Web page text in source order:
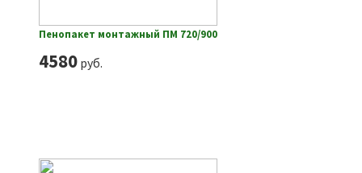
Пенопакет монтажный ПМ 720/900
4580руб.